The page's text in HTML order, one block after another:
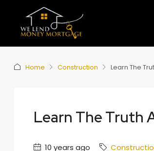
Home Construction Learn The
Learn The Truth
10 years ago